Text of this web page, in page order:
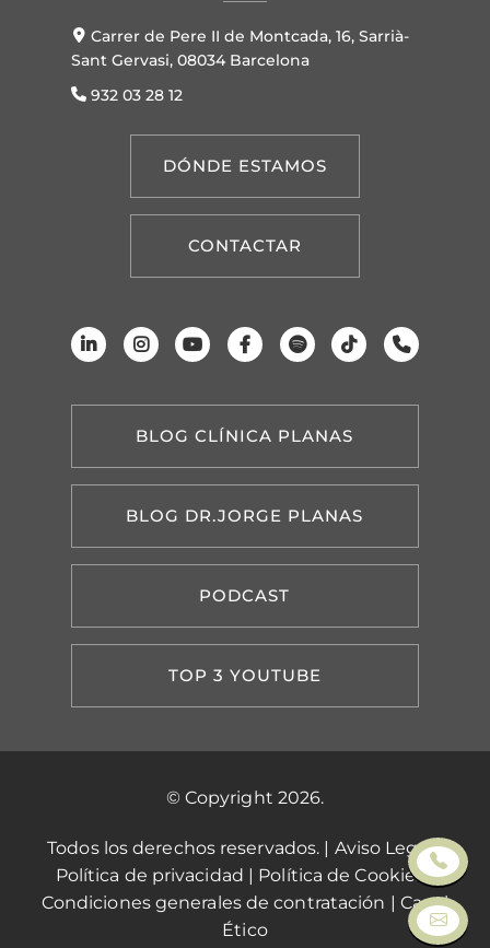
Carrer de Pere II de Montcada, 16, Sarrià-
Sant Gervasi, 08034 Barcelona
932 03 28 12
DÓNDE ESTAMOS
CONTACTAR
BLOG CLÍNICA PLANAS
BLOG DR.JORGE PLANAS
PODCAST
TOP 3 YOUTUBE
© Copyright 2026.
Todos los derechos reservados. | Aviso Legal|
Política de privacidad | Política de Cookies|
Condiciones generales de contratación | Canal
Ético